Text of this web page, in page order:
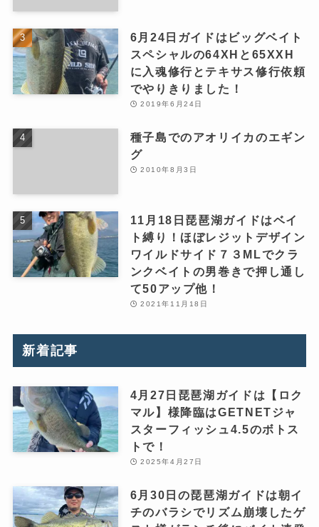
6月24日ガイドはビッグベイト
スペシャルの64XHと65XXH
に入魂修行とテキサス修行依頼
でやりきりました！
2019年6月24日
種子島でのアオリイカのエギン
グ
2010年8月3日
11月18日琵琶湖ガイドはベイ
ト縛り！ほぼレジットデザイン
ワイルドサイド７３MLでクラ
ンクベイトの男巻きで押し通し
て50アップ他！
2021年11月18日
新着記事
4月27日琵琶湖ガイドは【ロク
マル】様降臨はGETNETジャ
スターフィッシュ4.5のボトス
トで！
2025年4月27日
6月30日の琵琶湖ガイドは朝イ
チのバラシでリズム崩壊したゲ